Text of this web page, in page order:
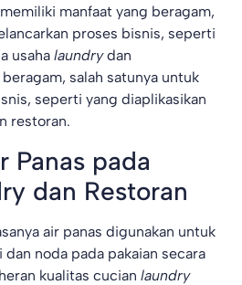
manfaat yang beragam,
proses bisnis, seperti
usaha laundrydan
salah satunya untuk
seperti yang diaplikasikan
restoran.
Panas pada
dan Restoran
air panas digunakan untuk
noda pada pakaian secara
kualitas cucian laundry